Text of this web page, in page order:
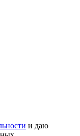
и даю